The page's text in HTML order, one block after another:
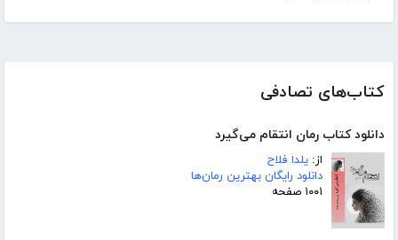
کتاب‌های تصادفی
دانلود کتاب رمان انتقام می‌گیرد
از: یلدا فلاح
دانلود رایگان بهترین رمان‌ها
۱۰۰۱ صفحه